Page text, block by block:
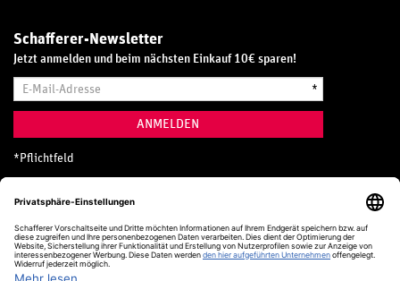
Schafferer-Newsletter
Jetzt anmelden und beim nächsten Einkauf 10€ sparen!
Mail-
*
ANMELDEN
* Pflichtfeld
Hotline
0800 20 70 300 (D)
Kostenlos aus dem deutschen Festnetz
24 Stunden / 365 Tage im Jahr